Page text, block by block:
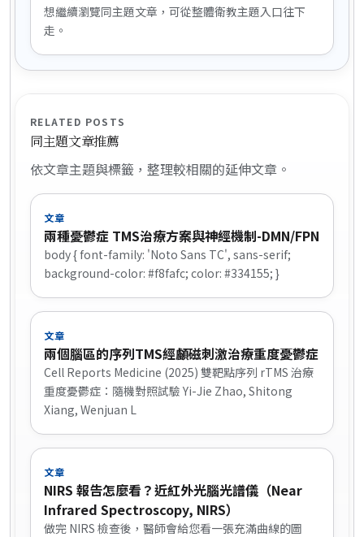
想繼續瀏覽同主題文章，可從整體衛教主題入口往下
走。
RELATED POSTS
同主題文章推薦
依文章主題與標籤，整理較相關的延伸文章。
文章
兩種憂鬱症 TMS治療方案與神經機制-DMN/FPN
body { font-family: 'Noto Sans TC', sans-serif;
background-color: #f8fafc; color: #334155; }
文章
兩個腦區的序列TMS經顱磁刺激治療重度憂鬱症
Cell Reports Medicine (2025) 雙靶點序列 rTMS 治療
重度憂鬱症：隨機對照試驗 Yi-Jie Zhao, Shitong
Xiang, Wenjuan L
文章
NIRS 報告怎麼看？近紅外光腦光譜儀（Near
Infrared Spectroscopy, NIRS）
做完 NIRS 檢查後，醫師會給您看一張充滿曲線的圖